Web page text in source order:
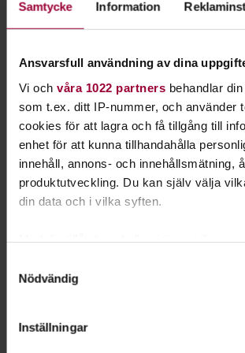
Samtycke Information
Ansvarsfull användning av dina
Vi och våra 1022 partnersbehandlar din
som t.ex. ditt IP-nummer, och använder
cookies för att lagra och få tillgång till
enhet för att kunna tillhandahålla
innehåll, annons- och innehållsmätning,
produktutveckling. Du kan själv välja
din data och i vilka syften.
kan ha en noggrannhet på upp till
Ta reda på mer om hur dina personliga
Nödvändig
Inställningar
Betalning sker mot faktura som skickas ut
Kontakt
Linda
Djur & Miljö
Skicka e-post
090-70 68 10
Dela:
Hund & husdjur